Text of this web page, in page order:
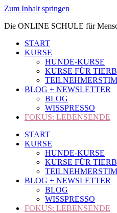
Zum Inhalt springen
Die ONLINE SCHULE für
START
KURSE
HUNDE-KURSE
KURSE FÜR
BLOG + NEWSLETTER
BLOG
WISSPRESSO
FOKUS: LEBENSENDE
START
KURSE
HUNDE-KURSE
KURSE FÜR
BLOG + NEWSLETTER
BLOG
WISSPRESSO
FOKUS: LEBENSENDE